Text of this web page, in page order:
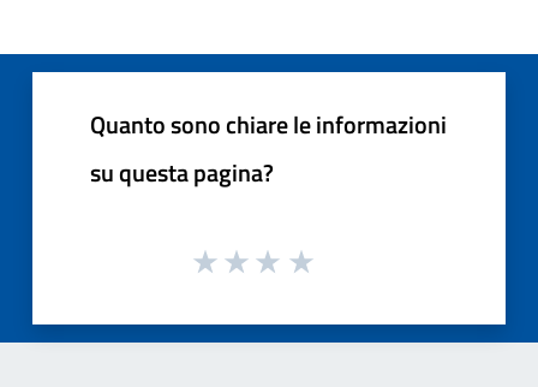
Quanto sono chiare le informazioni
su questa pagina?